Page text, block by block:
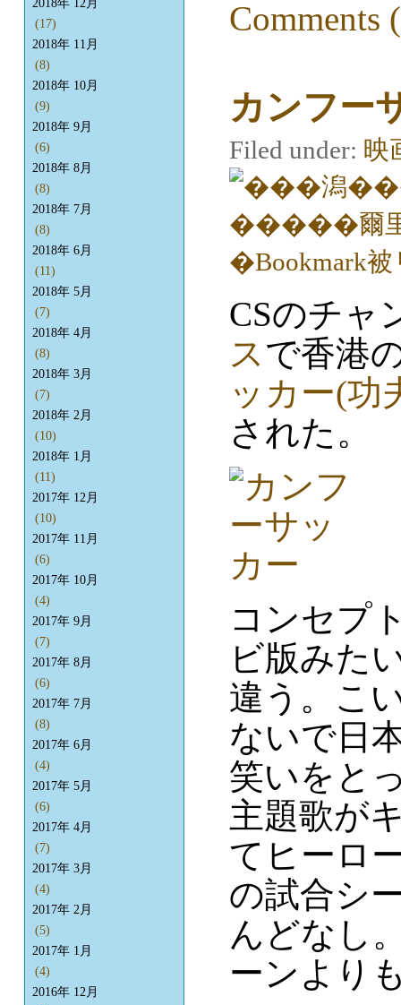
Comments
カンフー
Filed under: 映
CSのチャ
スで香港
ッカー(功
された。
コンセプ
ビ版みた
違う。こ
ないで日
笑いをと
主題歌が
てヒーロ
の試合シ
んどなし
ーンより
2018年 12月
(17)
2018年 11月
(8)
2018年 10月
(9)
2018年 9月
(6)
2018年 8月
(8)
2018年 7月
(8)
2018年 6月
(11)
2018年 5月
(7)
2018年 4月
(8)
2018年 3月
(7)
2018年 2月
(10)
2018年 1月
(11)
2017年 12月
(10)
2017年 11月
(6)
2017年 10月
(4)
2017年 9月
(7)
2017年 8月
(6)
2017年 7月
(8)
2017年 6月
(4)
2017年 5月
(6)
2017年 4月
(7)
2017年 3月
(4)
2017年 2月
(5)
2017年 1月
(4)
2016年 12月